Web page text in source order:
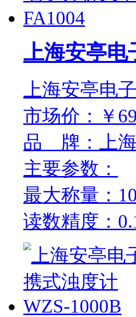
上海安亭电
上海安亭电
市场价：￥
品 牌：上
主要参数：
最大称量：
读数精度：